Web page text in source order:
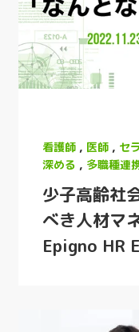
看護師 , 医師 , セ
深める , 多職種連
少子高齢社
べき人材マ
Epigno HR